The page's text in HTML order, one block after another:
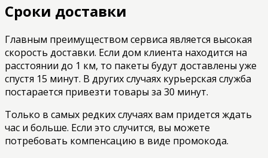
Сроки доставки
Главным преимуществом сервиса является высокая
скорость доставки. Если дом клиента находится на
расстоянии до 1 км, то пакеты будут доставлены уже
спустя 15 минут. В других случаях курьерская служба
постарается привезти товары за 30 минут.
Только в самых редких случаях вам придется ждать
час и больше. Если это случится, вы можете
потребовать компенсацию в виде промокода.